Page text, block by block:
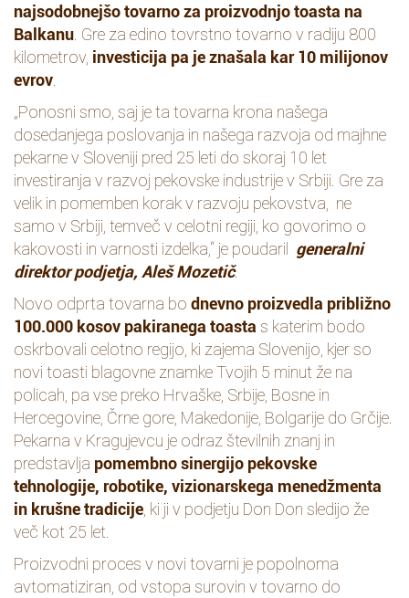
najsodobnejšo tovarno za proizvodnjo toasta na
Balkanu . Gre za edino tovrstno tovarno v radiju 800
kilometrov, investicija pa je znašala kar 10 milijonov
evrov
„Ponosni smo, saj je ta tovarna krona našega
dosedanjega poslovanja in našega razvoja od majhne
pekarne v Sloveniji pred 25 leti do skoraj 10 let
investiranja v razvoj pekovske industrije v Srbiji. Gre za
velik in pomemben korak v razvoju pekovstva, ne
samo v Srbiji, temveč v celotni regiji, ko govorimo o
kakovosti in varnosti izdelka,“ je poudaril generalni
direktor podjetja, Aleš Mozetič.
Novo odprta tovarna bo dnevno proizvedla približno
100.000 kosov pakiranega toasta s katerim bodo
oskrbovali celotno regijo, ki zajema Slovenijo, kjer so
novi toasti blagovne znamke Tvojih 5 minut že na
policah, pa vse preko Hrvaške, Srbije, Bosne in
Hercegovine, Črne gore, Makedonije, Bolgarije do Grčije.
Pekarna v Kragujevcu je odraz številnih znanj in
predstavlja pomembno sinergijo pekovske
tehnologije, robotike, vizionarskega menedžmenta
in krušne tradicije , ki ji v podjetju Don Don sledijo že
več kot 25 let.
Proizvodni proces v novi tovarni je popolnoma
avtomatiziran, od vstopa surovin v tovarno do